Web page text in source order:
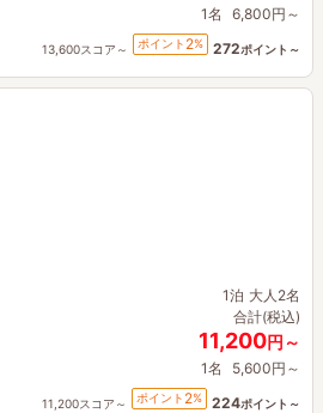
1名 6,800円～
13,600スコア～ ポイント 2% 272ポイント～
1泊 大人2名
合計(税込)
11,200円～
1名 5,600円～
11,200スコア～ ポイント 2% 224ポイント～